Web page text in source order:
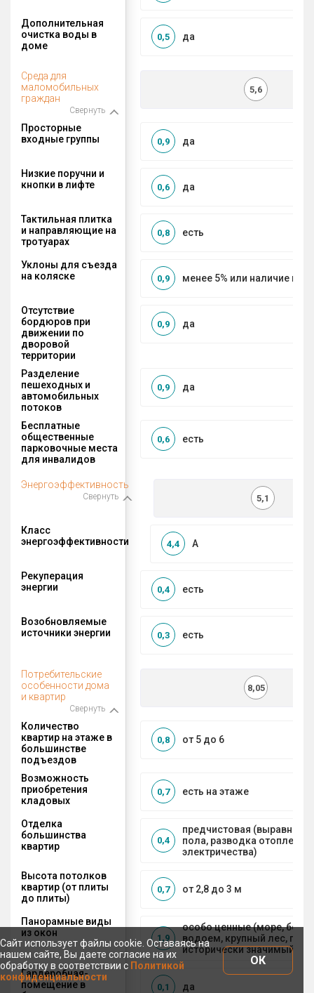
Дополнительная
очистка воды в
доме
да
0,5
Среда для
маломобильных
граждан
Свернуть
5,6
Просторные
входные группы
да
0,9
Низкие поручни и
кнопки в лифте
да
0,6
Тактильная плитка
и направляющие на
тротуарах
есть
0,8
Уклоны для съезда
на коляске
менее 5% или наличие
0,9
Отсутствие
бордюров при
движении по
дворовой
территории
да
0,9
Разделение
пешеходных и
автомобильных
потоков
да
0,9
Бесплатные
общественные
парковочные места
для инвалидов
есть
0,6
Энергоэффективность
Свернуть 5,1
Класс
энергоэффективности
A
4,4
Рекуперация
энергии
есть
0,4
Возобновляемые
источники энергии
есть
0,3
Потребительские
особенности дома
и квартир
Свернуть
8,05
Количество
квартир на этаже в
большинстве
подъездов
от 5 до 6
0,8
Возможность
приобретения
кладовых
есть на этаже
0,7
Отделка
большинства
квартир
предчистовая
пола, разводка отопления
электричества)
0,4
Высота потолков
квартир (от плиты
до плиты)
от 2,8 до 3 м
0,7
Панорамные виды
из окон
особо ценные (море,
водоем, крупный лес,
исторически значимый
1,9
Гардеробная-
помещение в
да
0,1
Сайт использует файлы cookie. Оставаясь на
нашем сайте, Вы даете согласие на их
обработку в соответствии с Политикой
конфиденциальности
ОК